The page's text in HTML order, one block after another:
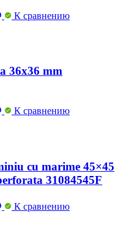
К сравнению
36х36 mm
К сравнению
cu marime 45×45
31084545F
К сравнению